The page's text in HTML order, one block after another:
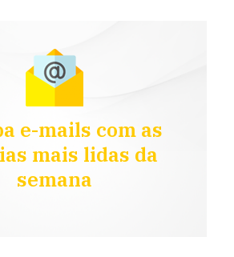
e-mails com as
mais lidas da
semana